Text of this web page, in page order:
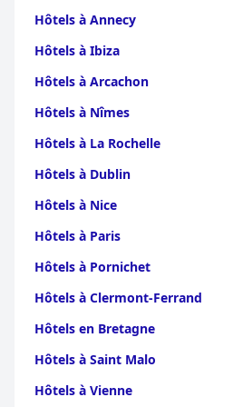
Hôtels à Annecy
Hôtels à Ibiza
Hôtels à Arcachon
Hôtels à Nîmes
Hôtels à La Rochelle
Hôtels à Dublin
Hôtels à Nice
Hôtels à Paris
Hôtels à Pornichet
Hôtels à Clermont-Ferrand
Hôtels en Bretagne
Hôtels à Saint Malo
Hôtels à Vienne